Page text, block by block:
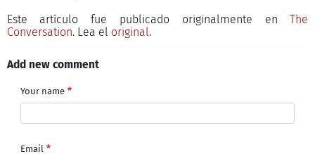
Este artículo fue publicado originalmente enThe
Conversation. Lea el original.
Add new comment
Your name
Email